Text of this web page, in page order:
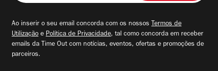
seu
Ao inserir o seu email concorda com os nossos Termos de
Utilização e Política de Privacidade, tal como concorda em receber
emails da Time Out com notícias, eventos, ofertas e promoções de
parceiros.